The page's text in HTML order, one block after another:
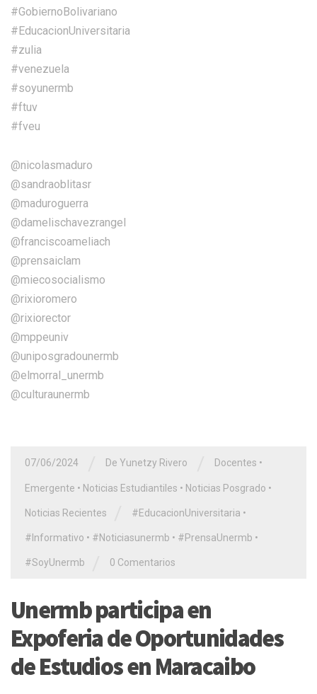
#GobiernoBolivariano
#EducacionUniversitaria
#zulia
#venezuela
#soyunermb
#ftuv
#fveu
@nicolasmaduro
@sandraoblitasr
@maduroguerra
@damelischavezrangel
@franciscoameliach
@prensaiclam
@miecosocialismo
@rixioromero
@rixiorector
@mppeuniv
@uniposgradounermb
@elmorral_unermb
@culturaunermb
07/06/2024 De Yunetzy Rivero Docentes •
Emergente • Noticias Estudiantiles • Noticias Posgrado •
Noticias Recientes #EducacionUniversitaria •
#Informativo • #Noticiasunermb • #PrensaUnermb •
#SoyUnermb 0 Comentarios
Unermb participa en
Expoferia de Oportunidades
de Estudios en Maracaibo